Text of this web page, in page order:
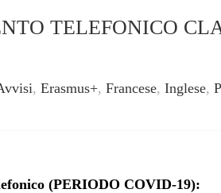
TELEFONICO
, Erasmus+, Francese, Inglese,
(PERIODO COVID-19):